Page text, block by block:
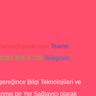
Teams:
606 0 726 Telegram:
Bilgi Teknolojileri ve
bir Yer Sağlayıcı olarak